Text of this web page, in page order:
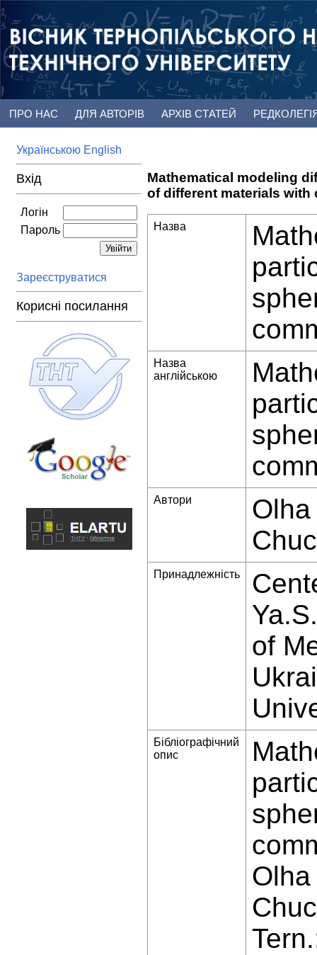
ПРО НАС ДЛЯ АВТОРІВ АРХІВ СТАТЕЙ
Українською English
Вхід
Логін
Пароль
Зареєструватися
Корисні посилання
Mathematical modeling
of different materials
Назва
Назва
англійською
Автори
Принадлежність
of
Бібліографічний
опис